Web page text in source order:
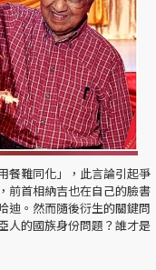
餐難同化」，此言論引起爭
前首相納吉也在自己的臉書
迪。然而隨後衍生的關鍵問
人的國族身份問題？誰才是